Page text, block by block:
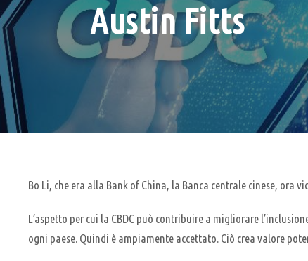
Austin Fitts
Bo Li, che era alla Bank of China, la Banca centrale cinese,
L’aspetto per cui la CBDC può contribuire a migliorare
ogni paese. Quindi è ampiamente accettato. Ciò crea valore